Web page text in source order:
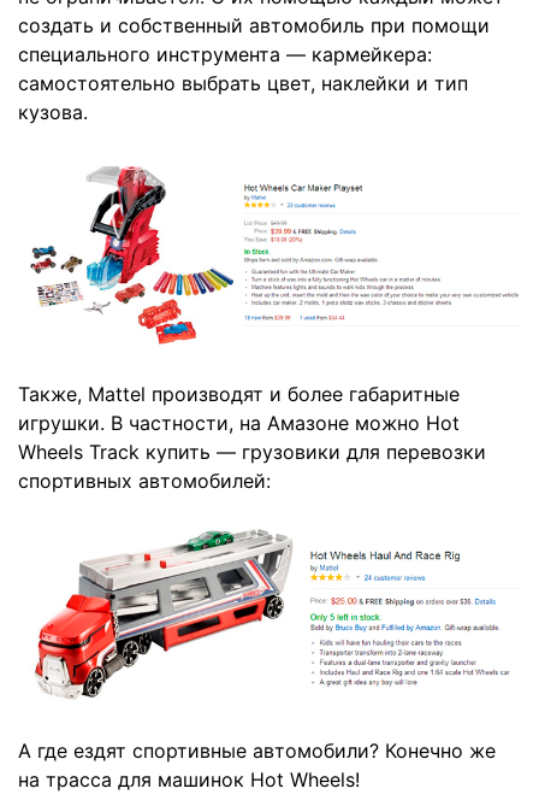
создать и собственный автомобиль при помощи
специального инструмента — кармейкера:
самостоятельно выбрать цвет, наклейки и тип
кузова.
Также, Mattel производят и более габаритные
игрушки. В частности, на Амазоне можно Hot
Wheels Track купить — грузовики для перевозки
спортивных автомобилей:
А где ездят спортивные автомобили? Конечно же
на трасса для машинок Hot Wheels!